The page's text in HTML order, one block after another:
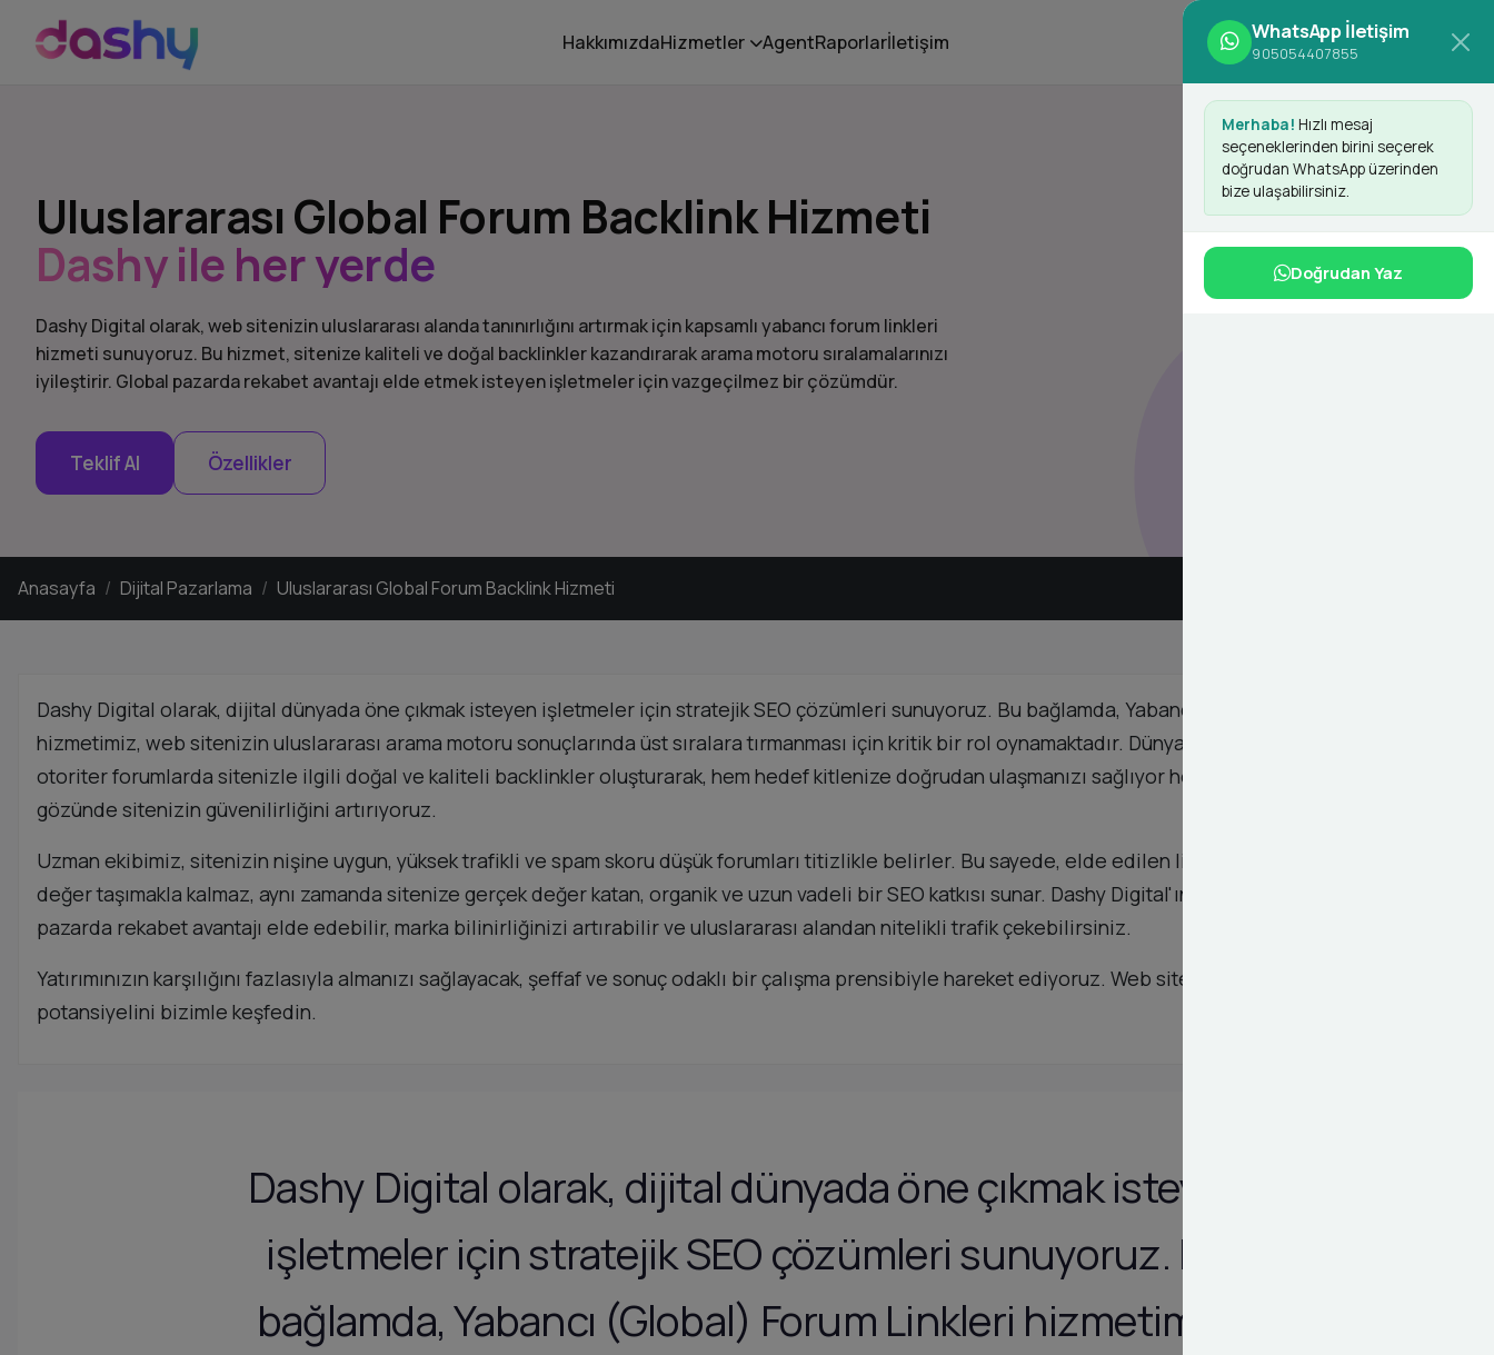
HakkımızdaHizmetler AgentRaporlarİletişim Giriş Yap Kayıt Ol
Uluslararası Global Forum Backlink Hizmeti
Dashy ile her yerde
Dashy Digital olarak, web sitenizin uluslararası alanda tanınırlığını artırmak için kapsamlı yabancı forum linkleri
hizmeti sunuyoruz. Bu hizmet, sitenize kaliteli ve doğal backlinkler kazandırarak arama motoru sıralamalarınızı
iyileştirir. Global pazarda rekabet avantajı elde etmek isteyen işletmeler için vazgeçilmez bir çözümdür.
Teklif Al Özellikler d
Anasayfa Dijital Pazarlama Uluslararası Global Forum Backlink Hizmeti
Dashy Digital olarak, dijital dünyada öne çıkmak isteyen işletmeler için stratejik SEO çözümleri sunuyoruz. Bu bağlamda, Yabancı (Global) Forum Linkleri
hizmetimiz, web sitenizin uluslararası arama motoru sonuçlarında üst sıralara tırmanması için kritik bir rol oynamaktadır. Dünya genelindeki popüler ve
otoriter forumlarda sitenizle ilgili doğal ve kaliteli backlinkler oluşturarak, hem hedef kitlenize doğrudan ulaşmanızı sağlıyor hem de arama motorlarının
gözünde sitenizin güvenilirliğini artırıyoruz.
Uzman ekibimiz, sitenizin nişine uygun, yüksek trafikli ve spam skoru düşük forumları titizlikle belirler. Bu sayede, elde edilen linkler sadece sayısal bir
değer taşımakla kalmaz, aynı zamanda sitenize gerçek değer katan, organik ve uzun vadeli bir SEO katkısı sunar. Dashy Digital'ın bu hizmeti sayesinde, global
pazarda rekabet avantajı elde edebilir, marka bilinirliğinizi artırabilir ve uluslararası alandan nitelikli trafik çekebilirsiniz.
Yatırımınızın karşılığını fazlasıyla almanızı sağlayacak, şeffaf ve sonuç odaklı bir çalışma prensibiyle hareket ediyoruz. Web sitenizin uluslararası arenadaki
potansiyelini bizimle keşfedin.
Dashy Digital olarak, dijital dünyada öne çıkmak isteyen
işletmeler için stratejik SEO çözümleri sunuyoruz. Bu
bağlamda, Yabancı (Global) Forum Linkleri hizmetimiz,
WhatsApp İletişim
905054407855
Merhaba! Hızlı mesaj
seçeneklerinden birini seçerek
doğrudan WhatsApp üzerinden
bize ulaşabilirsiniz.
Doğrudan Yaz